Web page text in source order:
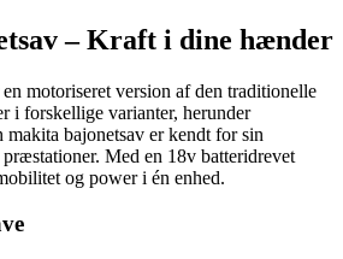
– Kraft i dine hænder
motoriseret version af den traditionelle
i forskellige varianter, herunder
makita bajonetsav er kendt for sin
Med en 18v batteridrevet
og power i én enhed.